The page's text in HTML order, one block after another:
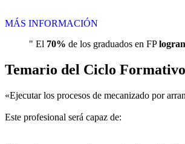
MÁS INFORMACIÓN
" El 70% de los graduados en FP
Temario del Ciclo
«Ejecutar los procesos de mecanizado por
Este profesional será capaz de: